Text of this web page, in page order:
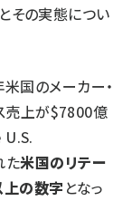
その実態につい
国のメーカー・
売上が$7800億
U.S.
た米国のリテー
の数字 となっ